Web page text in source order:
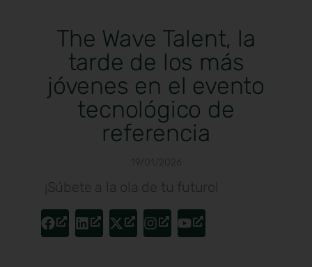
The Wave Talent, la
tarde de los más
jóvenes en el evento
tecnológico de
referencia
19/01/2026
¡Súbete a la ola de tu futuro!